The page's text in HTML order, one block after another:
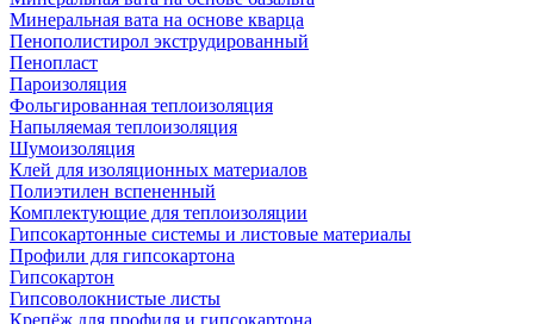
Минеральная вата на основе кварца
Пенополистирол экструдированный
Пенопласт
Пароизоляция
Фольгированная теплоизоляция
Напыляемая теплоизоляция
Шумоизоляция
Клей для изоляционных материалов
Полиэтилен вспененный
Комплектующие для теплоизоляции
Гипсокартонные системы и листовые материалы
Профили для гипсокартона
Гипсокартон
Гипсоволокнистые листы
Крепёж для профиля и гипсокартона